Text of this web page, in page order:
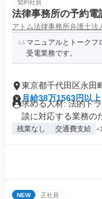
契約社員
法律事務所の予約電
アトム法律事務所弁護士法
マニュアルとトークフ
受電業務です。
東京都千代田区永田
月給38万1563円以上
求める人材: 法的ト
談に対応する業務の
残業なし 交通費支給
NEW 正社員